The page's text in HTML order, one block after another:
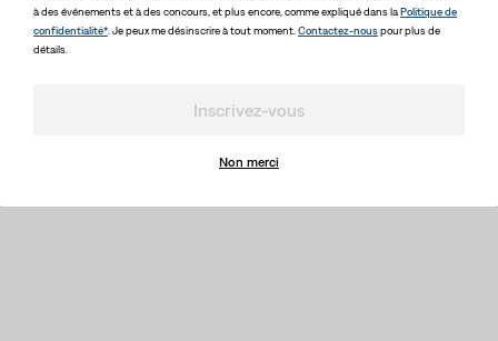
à des événements et à des concours, et plus encore, comme expliqué dans laPolitique de
confidentialité* . Je peux me désinscrire à tout moment. Contactez-nouspour plus de
détails.
Inscrivez-vous
Non merci